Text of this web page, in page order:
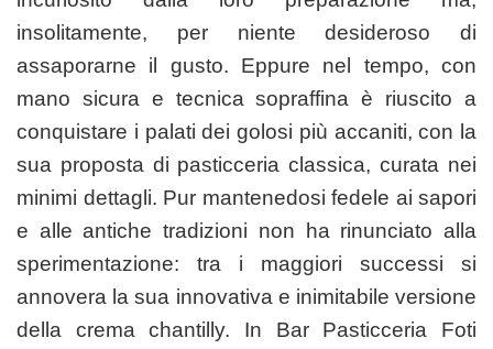
insolitamente, per niente desideroso di
assaporarne il gusto. Eppure nel tempo, con
mano sicura e tecnica sopraffina è riuscito a
conquistare i palati dei golosi più accaniti, con la
sua proposta di pasticceria classica, curata nei
minimi dettagli. Pur mantenedosi fedele ai sapori
e alle antiche tradizioni non ha rinunciato alla
sperimentazione: tra i maggiori successi si
annovera la sua innovativa e inimitabile versione
della crema chantilly. In Bar Pasticceria Foti